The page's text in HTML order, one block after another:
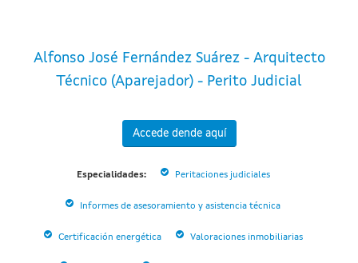
Alfonso José Fernández Suárez - Arquitecto
Técnico (Aparejador) - Perito Judicial
Accede dende aquí
Especialidades: Peritaciones judiciales
Informes de asesoramiento y asistencia técnica
Certificación energética Valoraciones inmobiliarias